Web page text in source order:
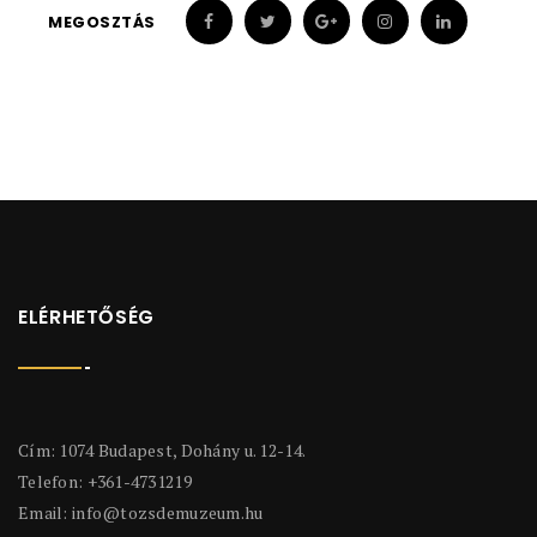
MEGOSZTÁS
ELÉRHETŐSÉG
Cím: 1074 Budapest, Dohány u. 12-14.
Telefon: +361-4731219
Email: info@tozsdemuzeum.hu